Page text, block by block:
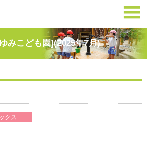

みこども園](2025年7月)